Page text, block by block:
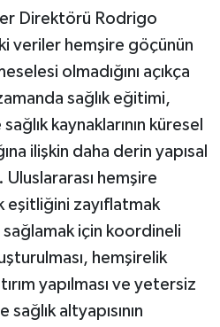
Direktörü Rodrigo
veriler hemşire göçünün
olmadığını açıkça
sağlık eğitimi,
kaynaklarının küresel
ilişkin daha derin yapısal
Uluslararası hemşire
eşitliğini zayıflatmak
için koordineli
hemşirelik
yapılması ve yetersiz
altyapısının